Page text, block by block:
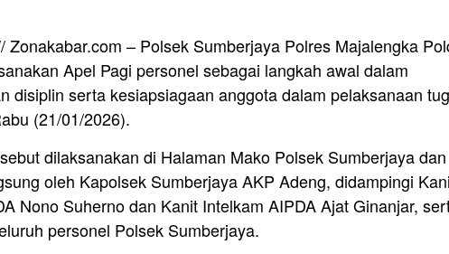
Zonakabar.com – Polsek Sumberjaya Polres Majalengka
Apel Pagi personel sebagai langkah awal dalam
disiplin serta kesiapsiagaan anggota dalam pelaksanaan
(21/01/2026).
dilaksanakan di Halaman Mako Polsek Sumberjaya dan
oleh Kapolsek Sumberjaya AKP Adeng, didampingi
Nono Suherno dan Kanit Intelkam AIPDA Ajat Ginanjar,
personel Polsek Sumberjaya.